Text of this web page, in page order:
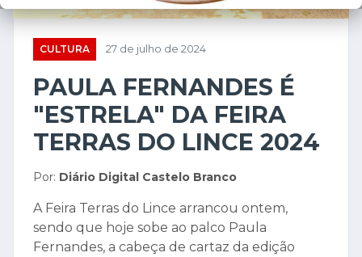
CULTURA 27 de julho de 2024
PAULA FERNANDES É
"ESTRELA" DA FEIRA
TERRAS DO LINCE 2024
Por: Diário Digital Castelo Branco
A Feira Terras do Lince arrancou ontem,
sendo que hoje sobe ao palco Paula
Fernandes, a cabeça de cartaz da edição